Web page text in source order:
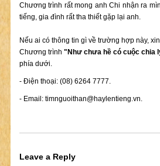
Chương trình rất mong anh Chi nhận ra
tiếng, gia đình rất tha thiết gặp lại anh.
Nếu ai có thông tin gì về trường hợp này,
Chương trình "Như chưa hề có cuộc chia
phía dưới.
- Điện thoại: (08) 6264 7777.
- Email: timnguoithan@haylentieng.vn.
Leave a Reply